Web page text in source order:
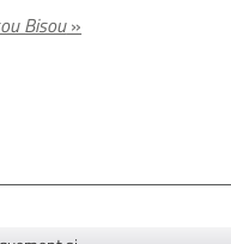
Bisou»